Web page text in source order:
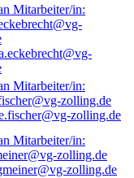
zolling.de
zolling.de